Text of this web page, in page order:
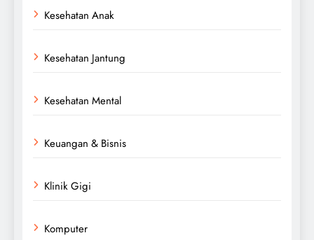
Kesehatan Anak
Kesehatan Jantung
Kesehatan Mental
Keuangan & Bisnis
Klinik Gigi
Komputer